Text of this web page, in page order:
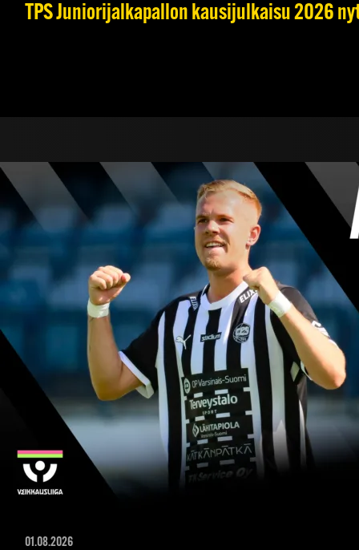
TPS Juniorijalkapallon kausijulkaisu 2026
01.08.2026